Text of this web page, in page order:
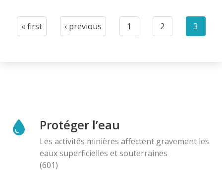
Pagination
First
« first
Previous
‹ previous
Page
1
Page
2 3
Protéger l’eau
Les activités minières affectent gravement les
eaux superficielles et souterraines
(601)